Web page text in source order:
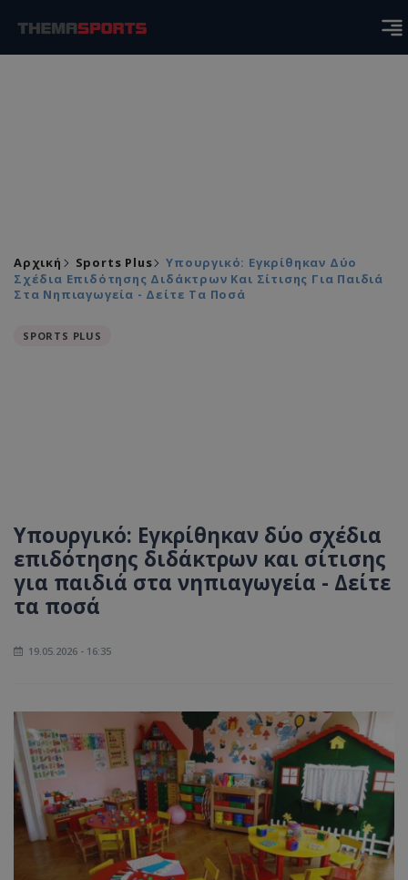
Αρχική Sports Plus
Υπουργικό: Εγκρίθηκαν Δύο
Σχέδια Επιδότησης Διδάκτρων Και Σίτισης Για Παιδιά
Στα Νηπιαγωγεία - Δείτε Τα Ποσά
SPORTS PLUS
Υπουργικό: Εγκρίθηκαν δύο σχέδια
επιδότησης διδάκτρων και σίτισης
για παιδιά στα νηπιαγωγεία - Δείτε
τα ποσά
19.05.2026 - 16:35